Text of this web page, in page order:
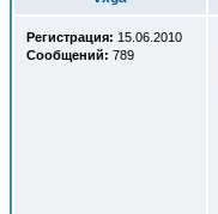
Регистрация: 15.06.2010
Сообщений: 789